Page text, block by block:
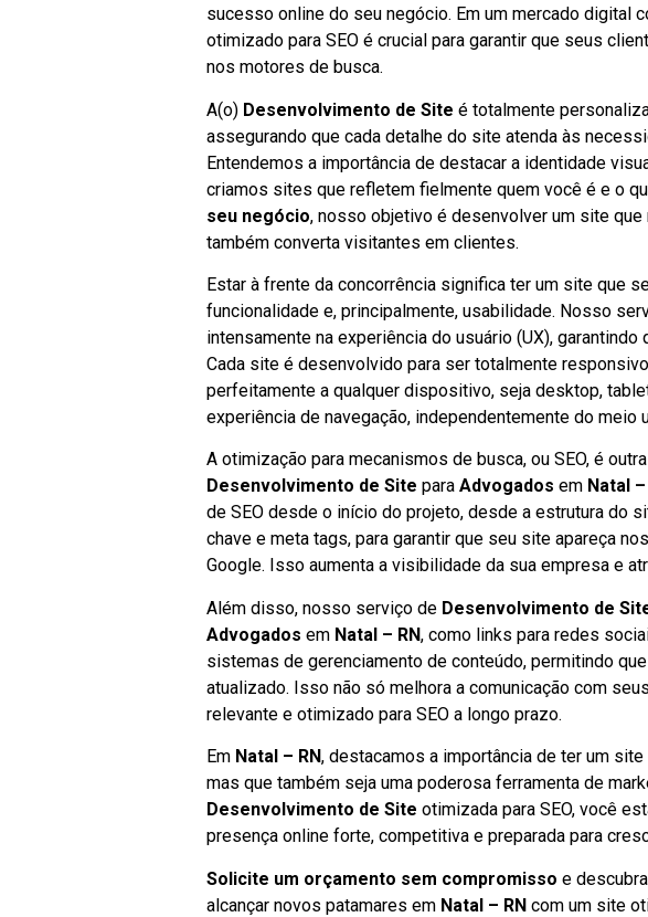
sucesso online do seu negócio. Em um mercado digital
otimizado para SEO é crucial para garantir que seus
nos motores de busca.
A(o) Desenvolvimento de Site é totalmente
assegurando que cada detalhe do site atenda às
Entendemos a importância de destacar a identidade
criamos sites que refletem fielmente quem você é e o
seu negócio, nosso objetivo é desenvolver um site
também converta visitantes em clientes.
Estar à frente da concorrência significa ter um site que
funcionalidade e, principalmente, usabilidade. Nosso
intensamente na experiência do usuário (UX),
Cada site é desenvolvido para ser totalmente
perfeitamente a qualquer dispositivo, seja desktop,
experiência de navegação, independentemente do meio
A otimização para mecanismos de busca, ou SEO, é
Desenvolvimento de Site para Advogados em Natal –
de SEO desde o início do projeto, desde a estrutura do
chave e meta tags, para garantir que seu site apareça
Google. Isso aumenta a visibilidade da sua empresa e
Além disso, nosso serviço de Desenvolvimento de
Advogados em Natal – RN, como links para redes
sistemas de gerenciamento de conteúdo, permitindo
atualizado. Isso não só melhora a comunicação com
relevante e otimizado para SEO a longo prazo.
Em Natal – RN, destacamos a importância de ter um
mas que também seja uma poderosa ferramenta de
Desenvolvimento de Site otimizada para SEO, você
presença online forte, competitiva e preparada para
Solicite um orçamento sem compromisso e
alcançar novos patamares em Natal – RN com um site